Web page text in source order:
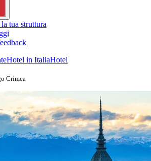
tua struttura
Hotel in ItaliaHotel
Crimea